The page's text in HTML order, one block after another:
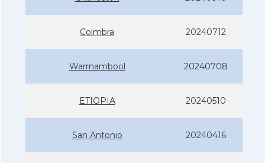
Coimbra 20240712
Warrnambool 20240708
ETIOPIA 20240510
San Antonio 20240416